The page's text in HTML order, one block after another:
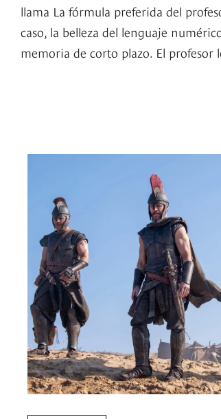
llama La fórmula preferida del
caso, la belleza del lenguaje
memoria de corto plazo. El profesor